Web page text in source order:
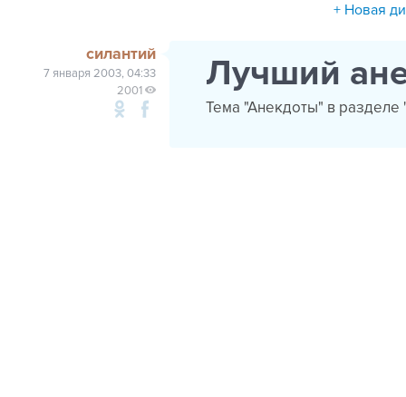
+ Новая
силантий
7 января 2003, 04:33
2001
Лучший
Тема "Анекдоты" в разделе